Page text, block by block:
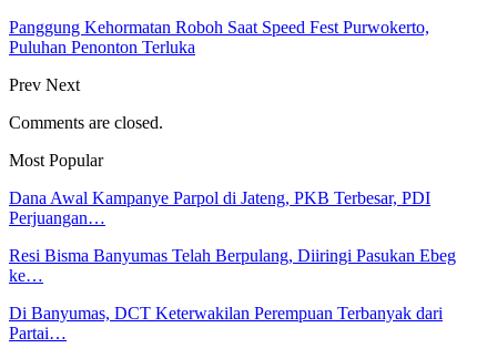
Panggung Kehormatan Roboh Saat Speed Fest Purwokerto,
Puluhan Penonton Terluka
Prev Next
Comments are closed.
Most Popular
Dana Awal Kampanye Parpol di Jateng, PKB Terbesar, PDI
Perjuangan…
Resi Bisma Banyumas Telah Berpulang, Diiringi Pasukan Ebeg
ke…
Di Banyumas, DCT Keterwakilan Perempuan Terbanyak dari
Partai…